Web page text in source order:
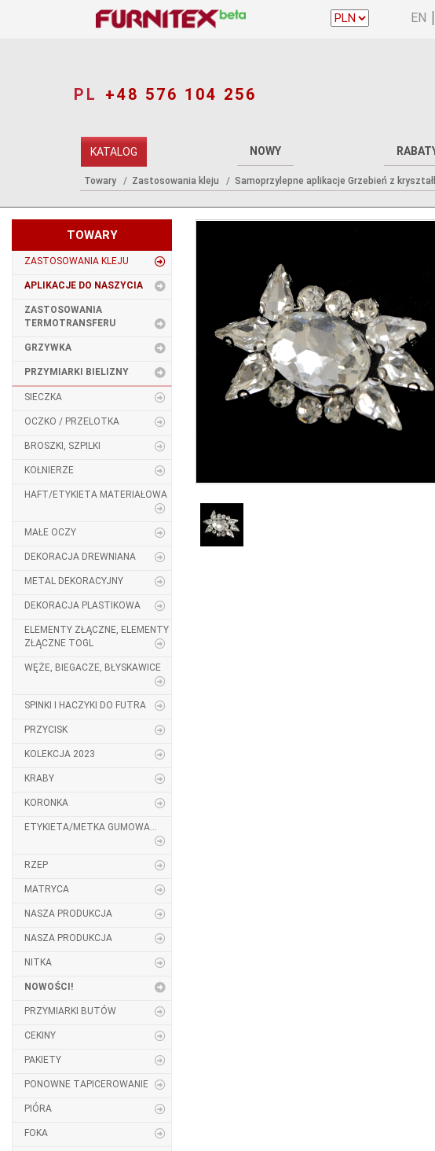
PL +48 576 104 256
KATALOG NOWY
Towary Zastosowania kleju Samoprzylepne aplikacje Grzebień z
TOWARY
ZASTOSOWANIA KLEJU
APLIKACJE DO NASZYCIA
ZASTOSOWANIA
TERMOTRANSFERU
GRZYWKA
PRZYMIARKI BIELIZNY
SIECZKA
OCZKO / PRZELOTKA
BROSZKI, SZPILKI
KOŁNIERZE
HAFT/ETYKIETA MATERIAŁOWA
MAŁE OCZY
DEKORACJA DREWNIANA
METAL DEKORACYJNY
DEKORACJA PLASTIKOWA
ELEMENTY ZŁĄCZNE, ELEMENTY
ZŁĄCZNE TOGL
WĘŻE, BIEGACZE, BŁYSKAWICE
SPINKI I HACZYKI DO FUTRA
PRZYCISK
KOLEKCJA 2023
KRABY
KORONKA
ETYKIETA/METKA GUMOWA...
RZEP
MATRYCA
NASZA PRODUKCJA
NASZA PRODUKCJA
NITKA
NOWOŚCI!
PRZYMIARKI BUTÓW
CEKINY
PAKIETY
PONOWNE TAPICEROWANIE
PIÓRA
FOKA